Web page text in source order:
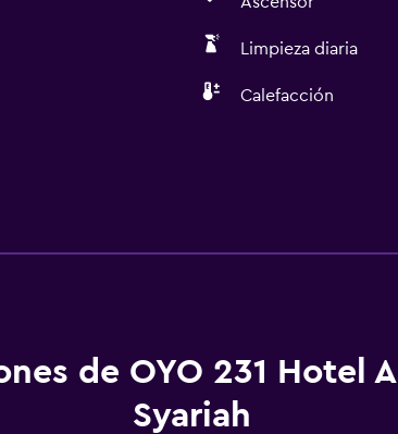
Limpieza diaria
Calefacción
de OYO 231 Hotel
Syariah